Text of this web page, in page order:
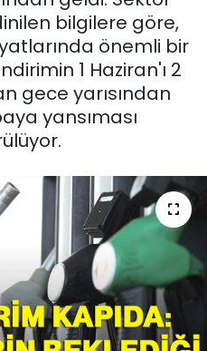
bilgilere göre,
önemli bir
1 Haziran'ı 2
gece yarısından
yansıması